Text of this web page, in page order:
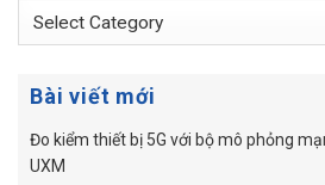
Chuyên
Bài viết mới
Đo kiểm thiết bị 5G với bộ mô phỏng
UXM